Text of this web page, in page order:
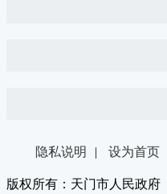
隐私说明 | 设为首页
版权所有：天门市人民政